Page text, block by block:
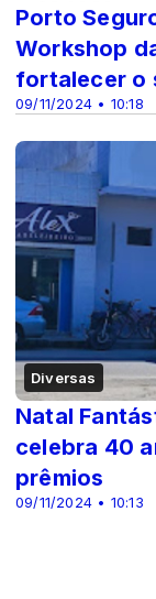
09/11/2024 • 10:18
Porto
Workshop
fortalecer o
Diversas
09/11/2024 • 10:13
Natal
celebra 40
prêmios